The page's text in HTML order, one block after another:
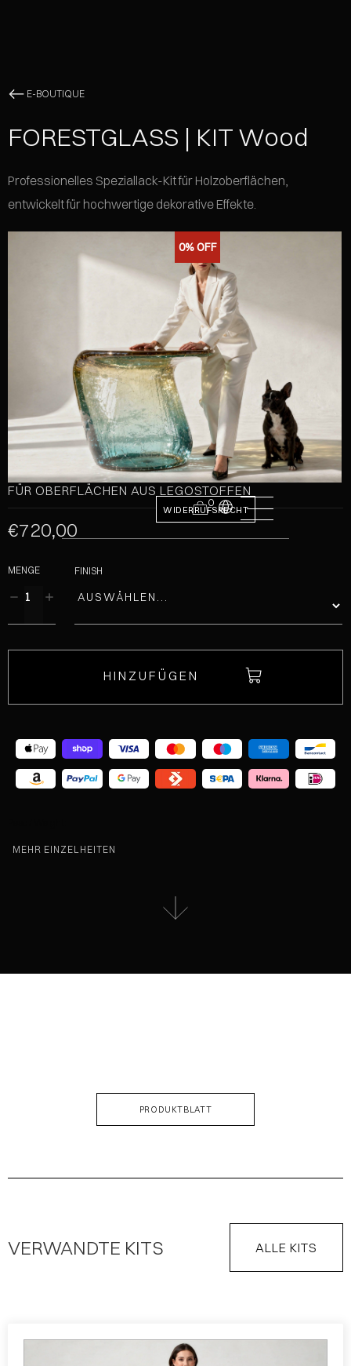
0
WIDERRUFSRECHT
E-BOUTIQUE
0%OFF
FORESTGLASS | KIT Wood
Professionelles Speziallack-Kit für Holzoberflächen,
entwickelt für hochwertige dekorative Effekte.
FÜR OBERFLÄCHEN AUS LEGOSTOFFEN
€720,00
MENGE FINISH
HINZUFÜGEN
MEHR EINZELHEITEN
PRODUKTBLATT
VERWANDTE KITS ALLE KITS